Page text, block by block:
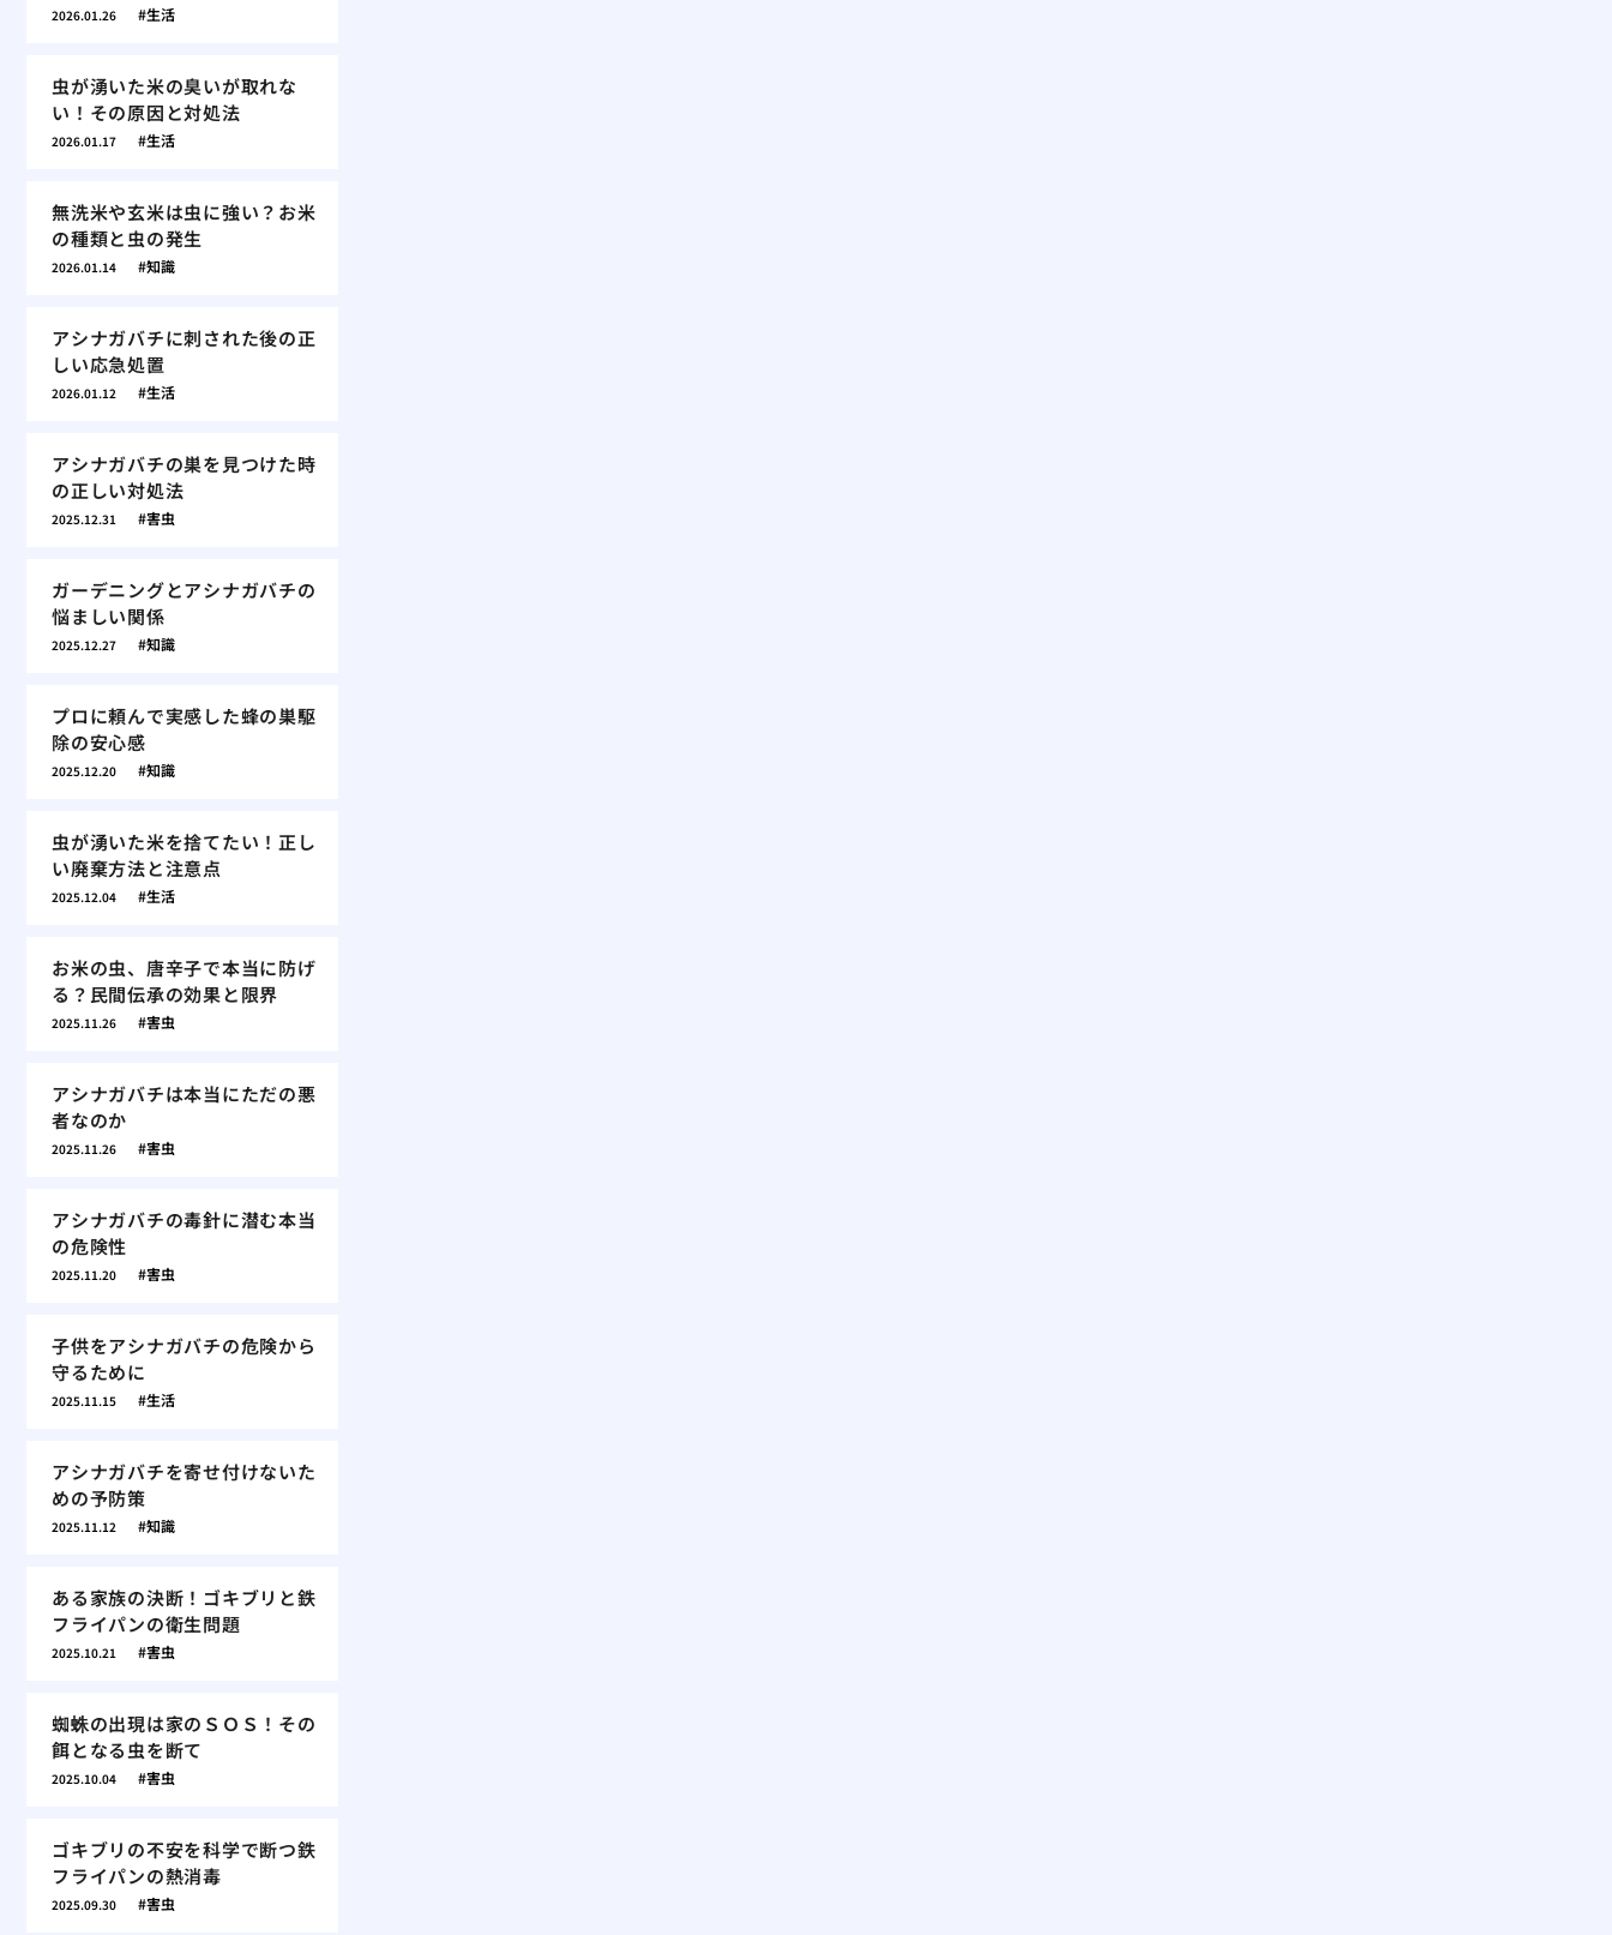
2026.01.26 生活
虫が湧いた米の臭いが取れな
い！その原因と対処法
2026.01.17 生活
無洗米や玄米は虫に強い？お米
の種類と虫の発生
2026.01.14 知識
アシナガバチに刺された後の正
しい応急処置
2026.01.12 生活
アシナガバチの巣を見つけた時
の正しい対処法
2025.12.31 害虫
ガーデニングとアシナガバチの
悩ましい関係
2025.12.27 知識
プロに頼んで実感した蜂の巣駆
除の安心感
2025.12.20 知識
虫が湧いた米を捨てたい！正し
い廃棄方法と注意点
2025.12.04 生活
お米の虫、唐辛子で本当に防げ
る？民間伝承の効果と限界
2025.11.26 害虫
アシナガバチは本当にただの悪
者なのか
2025.11.26 害虫
アシナガバチの毒針に潜む本当
の危険性
2025.11.20 害虫
子供をアシナガバチの危険から
守るために
2025.11.15 生活
アシナガバチを寄せ付けないた
めの予防策
2025.11.12 知識
ある家族の決断！ゴキブリと鉄
フライパンの衛生問題
2025.10.21 害虫
蜘蛛の出現は家のＳＯＳ！その
餌となる虫を断て
2025.10.04 害虫
ゴキブリの不安を科学で断つ鉄
フライパンの熱消毒
2025.09.30 害虫